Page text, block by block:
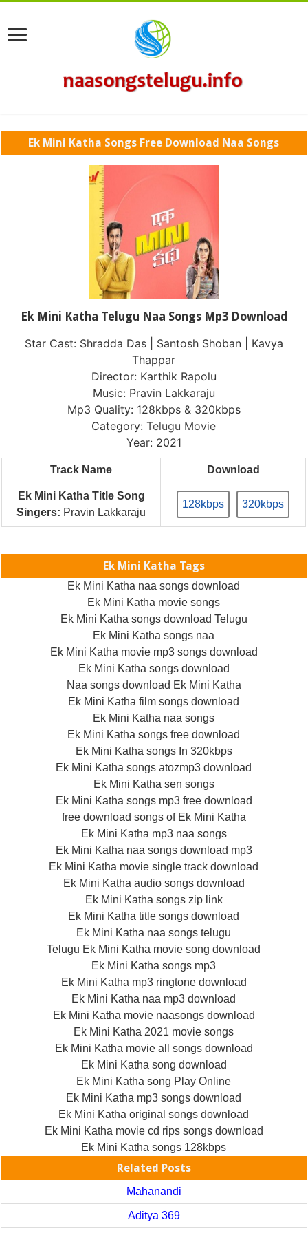
Ek Mini Katha Songs Free Download Naa Songs
Ek Mini Katha Telugu Naa Songs Mp3 Download
Star Cast: Shradda Das | Santosh Shoban | Kavya
Thappar
Director: Karthik Rapolu
Music: Pravin Lakkaraju
Mp3 Quality: 128kbps & 320kbps
Category:Telugu Movie
Year: 2021
Track Name Download
Ek Mini Katha Title Song
Singers: Pravin Lakkaraju
128kbps 320kbps
Ek Mini Katha Tags
Ek Mini Katha naa songs download
Ek Mini Katha movie songs
Ek Mini Katha songs download Telugu
Ek Mini Katha songs naa
Ek Mini Katha movie mp3 songs download
Ek Mini Katha songs download
Naa songs download Ek Mini Katha
Ek Mini Katha film songs download
Ek Mini Katha naa songs
Ek Mini Katha songs free download
Ek Mini Katha songs In 320kbps
Ek Mini Katha songs atozmp3 download
Ek Mini Katha sen songs
Ek Mini Katha songs mp3 free download
free download songs of Ek Mini Katha
Ek Mini Katha mp3 naa songs
Ek Mini Katha naa songs download mp3
Ek Mini Katha movie single track download
Ek Mini Katha audio songs download
Ek Mini Katha songs zip link
Ek Mini Katha title songs download
Ek Mini Katha naa songs telugu
Telugu Ek Mini Katha movie song download
Ek Mini Katha songs mp3
Ek Mini Katha mp3 ringtone download
Ek Mini Katha naa mp3 download
Ek Mini Katha movie naasongs download
Ek Mini Katha 2021 movie songs
Ek Mini Katha movie all songs download
Ek Mini Katha song download
Ek Mini Katha song Play Online
Ek Mini Katha mp3 songs download
Ek Mini Katha original songs download
Ek Mini Katha movie cd rips songs download
Ek Mini Katha songs 128kbps
Related Posts
Mahanandi
Aditya 369